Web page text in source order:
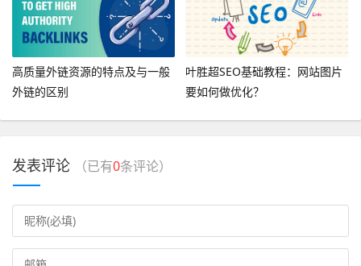
高质量外链资源的特点及与一般
外链的区别
叶胜超SEO基础教程：网站图片
要如何做优化？
发表评论 （已有0条评论）